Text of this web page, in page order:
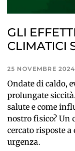
GLI
CLIMATICI
25 NOVEMBRE 2024
Ondate di caldo,
prolungate
salute e come
nostro fisico? Un
cercato risposte
urgenza.